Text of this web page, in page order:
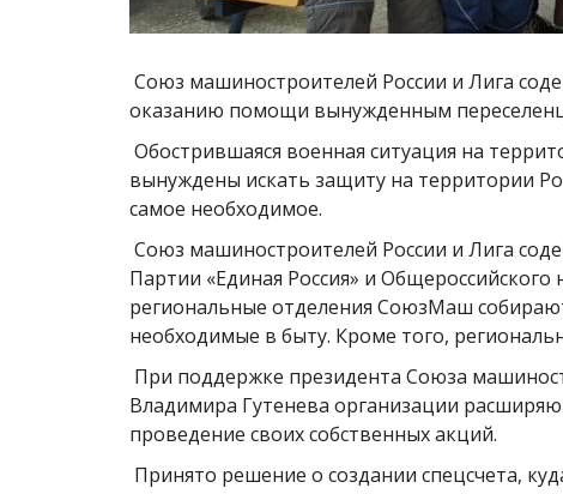
Союз машиностроителей России и Лига
оказанию помощи вынужденным
Обострившаяся военная ситуация на
вынуждены искать защиту на территории
самое необходимое.
Союз машиностроителей России и Лига
Партии «Единая Россия» и
региональные отделения СоюзМаш
необходимые в быту. Кроме того,
При поддержке президента Союза
Владимира Гутенева организации
проведение своих собственных акций.
Принято решение о создании спецсчета,